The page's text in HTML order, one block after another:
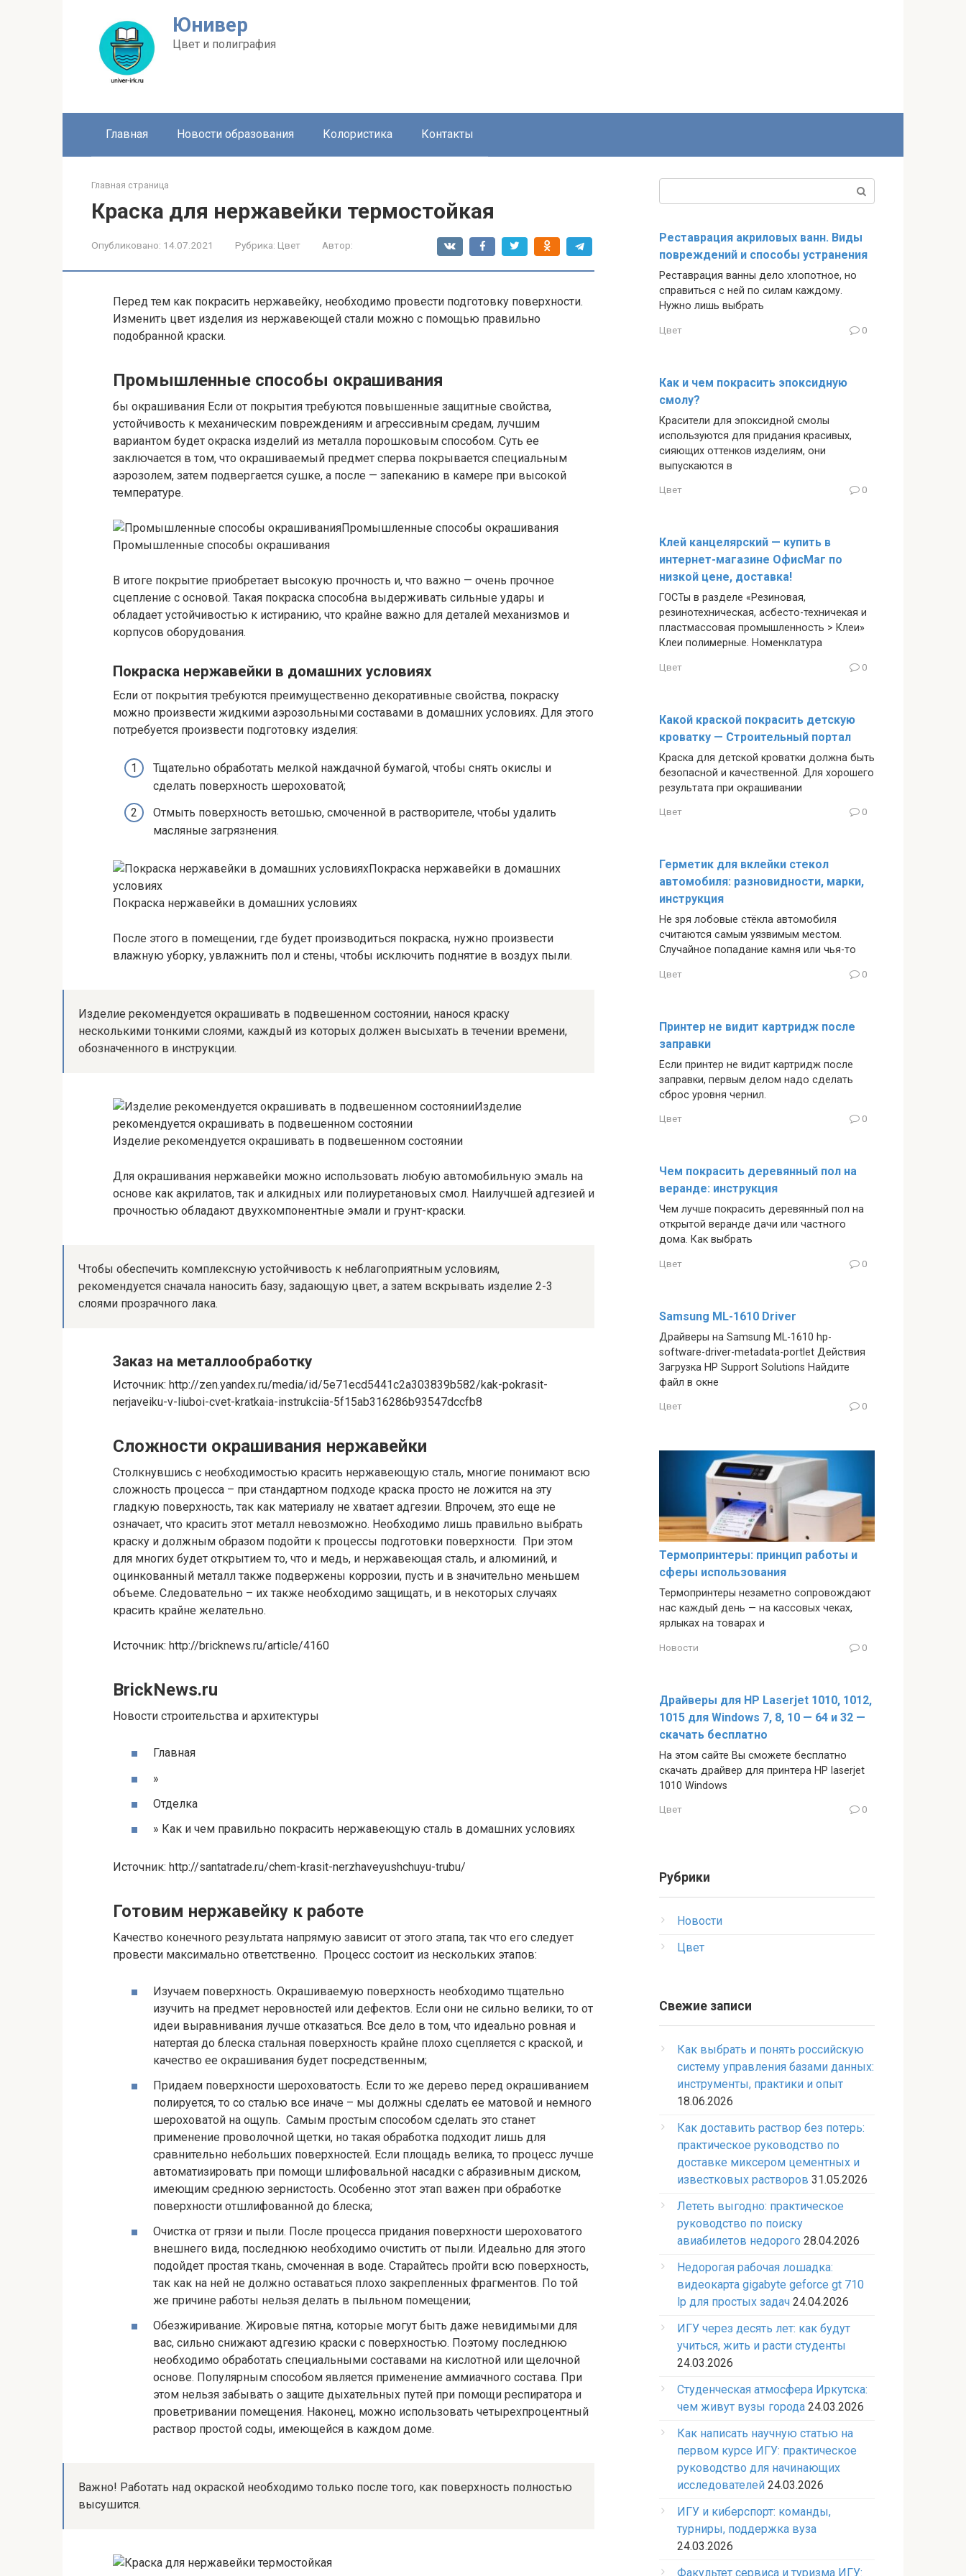
Юнивер
Цвет и полиграфия
Главная Новости образования Колористика Контакты
Главная страница
Краска для нержавейки термостойкая
Опубликовано: 14.07.2021 Рубрика: Цвет Автор:
Перед тем как покрасить нержавейку, необходимо провести подготовку поверхности.
Изменить цвет изделия из нержавеющей стали можно с помощью правильно
подобранной краски.
Промышленные способы окрашивания
бы окрашивания Если от покрытия требуются повышенные защитные свойства,
устойчивость к механическим повреждениям и агрессивным средам, лучшим
вариантом будет окраска изделий из металла порошковым способом. Суть ее
заключается в том, что окрашиваемый предмет сперва покрывается специальным
аэрозолем, затем подвергается сушке, а после — запеканию в камере при высокой
температуре.
Промышленные способы окрашивания
Промышленные способы окрашивания
В итоге покрытие приобретает высокую прочность и, что важно — очень прочное
сцепление с основой. Такая покраска способна выдерживать сильные удары и
обладает устойчивостью к истиранию, что крайне важно для деталей механизмов и
корпусов оборудования.
Покраска нержавейки в домашних условиях
Если от покрытия требуются преимущественно декоративные свойства, покраску
можно произвести жидкими аэрозольными составами в домашних условиях. Для этого
потребуется произвести подготовку изделия:
Тщательно обработать мелкой наждачной бумагой, чтобы снять окислы и
сделать поверхность шероховатой;
Отмыть поверхность ветошью, смоченной в растворителе, чтобы удалить
масляные загрязнения.
Покраска нержавейки в домашних
условиях
Покраска нержавейки в домашних условиях
После этого в помещении, где будет производиться покраска, нужно произвести
влажную уборку, увлажнить пол и стены, чтобы исключить поднятие в воздух пыли.
Изделие рекомендуется окрашивать в подвешенном состоянии, нанося краску
несколькими тонкими слоями, каждый из которых должен высыхать в течении времени,
обозначенного в инструкции.
Изделие
рекомендуется окрашивать в подвешенном состоянии
Изделие рекомендуется окрашивать в подвешенном состоянии
Для окрашивания нержавейки можно использовать любую автомобильную эмаль на
основе как акрилатов, так и алкидных или полиуретановых смол. Наилучшей адгезией и
прочностью обладают двухкомпонентные эмали и грунт-краски.
Чтобы обеспечить комплексную устойчивость к неблагоприятным условиям,
рекомендуется сначала наносить базу, задающую цвет, а затем вскрывать изделие 2-3
слоями прозрачного лака.
Заказ на металлообработку
Источник: http://zen.yandex.ru/media/id/5e71ecd5441c2a303839b582/kak-pokrasit-
nerjaveiku-v-liuboi-cvet-kratkaia-instrukciia-5f15ab316286b93547dccfb8
Сложности окрашивания нержавейки
Столкнувшись с необходимостью красить нержавеющую сталь, многие понимают всю
сложность процесса – при стандартном подходе краска просто не ложится на эту
гладкую поверхность, так как материалу не хватает адгезии. Впрочем, это еще не
означает, что красить этот металл невозможно. Необходимо лишь правильно выбрать
краску и должным образом подойти к процессы подготовки поверхности. При этом
для многих будет открытием то, что и медь, и нержавеющая сталь, и алюминий, и
оцинкованный металл также подвержены коррозии, пусть и в значительно меньшем
объеме. Следовательно – их также необходимо защищать, и в некоторых случаях
красить крайне желательно.
Источник: http://bricknews.ru/article/4160
BrickNews.ru
Новости строительства и архитектуры
Главная
»
Отделка
» Как и чем правильно покрасить нержавеющую сталь в домашних условиях
Источник: http://santatrade.ru/chem-krasit-nerzhaveyushchuyu-trubu/
Готовим нержавейку к работе
Качество конечного результата напрямую зависит от этого этапа, так что его следует
провести максимально ответственно. Процесс состоит из нескольких этапов:
Изучаем поверхность. Окрашиваемую поверхность необходимо тщательно
изучить на предмет неровностей или дефектов. Если они не сильно велики, то от
идеи выравнивания лучше отказаться. Все дело в том, что идеально ровная и
натертая до блеска стальная поверхность крайне плохо сцепляется с краской, и
качество ее окрашивания будет посредственным;
Придаем поверхности шероховатость. Если то же дерево перед окрашиванием
полируется, то со сталью все иначе – мы должны сделать ее матовой и немного
шероховатой на ощупь. Самым простым способом сделать это станет
применение проволочной щетки, но такая обработка подходит лишь для
сравнительно небольших поверхностей. Если площадь велика, то процесс лучше
автоматизировать при помощи шлифовальной насадки с абразивным диском,
имеющим среднюю зернистость. Особенно этот этап важен при обработке
поверхности отшлифованной до блеска;
Очистка от грязи и пыли. После процесса придания поверхности шероховатого
внешнего вида, последнюю необходимо очистить от пыли. Идеально для этого
подойдет простая ткань, смоченная в воде. Старайтесь пройти всю поверхность,
так как на ней не должно оставаться плохо закрепленных фрагментов. По той
же причине работы нельзя делать в пыльном помещении;
Обезжиривание. Жировые пятна, которые могут быть даже невидимыми для
вас, сильно снижают адгезию краски с поверхностью. Поэтому последнюю
необходимо обработать специальными составами на кислотной или щелочной
основе. Популярным способом является применение аммиачного состава. При
этом нельзя забывать о защите дыхательных путей при помощи респиратора и
проветривании помещения. Наконец, можно использовать четырехпроцентный
раствор простой соды, имеющейся в каждом доме.
Важно! Работать над окраской необходимо только после того, как поверхность полностью
высушится.
Реставрация акриловых ванн. Виды
повреждений и способы устранения
Реставрация ванны дело хлопотное, но
справиться с ней по силам каждому.
Нужно лишь выбрать
Цвет 0
Как и чем покрасить эпоксидную
смолу?
Красители для эпоксидной смолы
используются для придания красивых,
сияющих оттенков изделиям, они
выпускаются в
Цвет 0
Клей канцелярский — купить в
интернет-магазине ОфисМаг по
низкой цене, доставка!
ГОСТы в разделе «Резиновая,
резинотехническая, асбесто-техничекая и
пластмассовая промышленность > Клеи»
Клеи полимерные. Номенклатура
Цвет 0
Какой краской покрасить детскую
кроватку — Строительный портал
Краска для детской кроватки должна быть
безопасной и качественной. Для хорошего
результата при окрашивании
Цвет 0
Герметик для вклейки стекол
автомобиля: разновидности, марки,
инструкция
Не зря лобовые стёкла автомобиля
считаются самым уязвимым местом.
Случайное попадание камня или чья-то
Цвет 0
Принтер не видит картридж после
заправки
Если принтер не видит картридж после
заправки, первым делом надо сделать
сброс уровня чернил.
Цвет 0
Чем покрасить деревянный пол на
веранде: инструкция
Чем лучше покрасить деревянный пол на
открытой веранде дачи или частного
дома. Как выбрать
Цвет 0
Samsung ML-1610 Driver
Драйверы на Samsung ML-1610 hp-
software-driver-metadata-portlet Действия
Загрузка HP Support Solutions Найдите
файл в окне
Цвет 0
Термопринтеры: принцип работы и
сферы использования
Термопринтеры незаметно сопровождают
нас каждый день — на кассовых чеках,
ярлыках на товарах и
Новости 0
Драйверы для HP Laserjet 1010, 1012,
1015 для Windows 7, 8, 10 — 64 и 32 —
скачать бесплатно
На этом сайте Вы сможете бесплатно
скачать драйвер для принтера HP laserjet
1010 Windows
Цвет 0
Рубрики
Новости
Цвет
Свежие записи
Как выбрать и понять российскую
систему управления базами данных:
инструменты, практики и опыт
18.06.2026
Как доставить раствор без потерь:
практическое руководство по
доставке миксером цементных и
известковых растворов 31.05.2026
Лететь выгодно: практическое
руководство по поиску
авиабилетов недорого 28.04.2026
Недорогая рабочая лошадка:
видеокарта gigabyte geforce gt 710
lp для простых задач 24.04.2026
ИГУ через десять лет: как будут
учиться, жить и расти студенты
24.03.2026
Студенческая атмосфера Иркутска:
чем живут вузы города 24.03.2026
Как написать научную статью на
первом курсе ИГУ: практическое
руководство для начинающих
исследователей 24.03.2026
ИГУ и киберспорт: команды,
турниры, поддержка вуза
24.03.2026
Факультет сервиса и туризма ИГУ: